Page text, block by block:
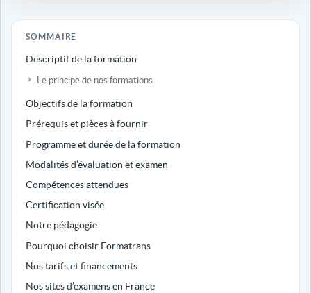
SOMMAIRE
Descriptif de la formation
Le principe de nos formations
Objectifs de la formation
Prérequis et pièces à fournir
Programme et durée de la formation
Modalités d’évaluation et examen
Compétences attendues
Certification visée
Notre pédagogie
Pourquoi choisir Formatrans
Nos tarifs et financements
Nos sites d’examens en France